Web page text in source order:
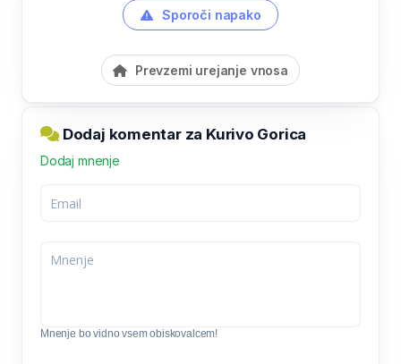
Sporoči napako
Prevzemi urejanje vnosa
Dodaj komentar za Kurivo Gorica
Dodaj mnenje
Mnenje bo vidno vsem obiskovalcem!